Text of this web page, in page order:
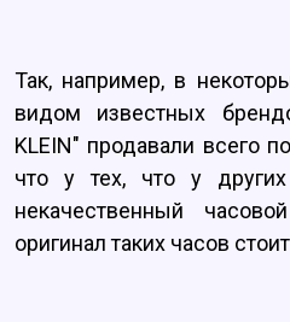
Так, например, в
видом известных
KLEIN" продавали всего
что у тех, что у
некачественный
оригинал таких часов